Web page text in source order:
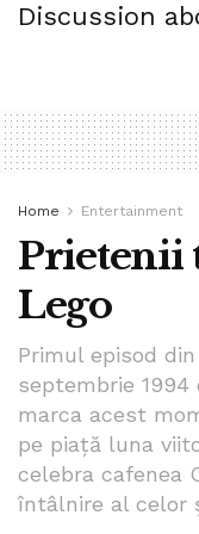
oare contează chiar
Tags: bpnews
izabela stanescu
Discussion
Home Entertainment
Prietenii
Lego
Primul episod
septembrie 1994
marca acest
pe piață luna
celebra cafenea
întâlnire al celor